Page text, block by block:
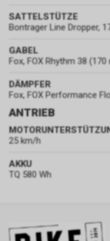
SATTELSTÜTZE
Bontrager Line Dropper,
GABEL
Fox, FOX Rhythm 38 (170
DÄMPFER
Fox, FOX Performance
ANTRIEB
25 km/h
AKKU
TQ 580 Wh